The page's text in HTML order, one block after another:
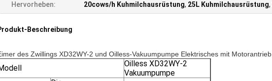
Hervorheben: 20cows/h Kuhmilchausrüstung, 25L Kuhmilchausrüstung,
Beschreibung
des Zwillings XD32WY-2 und Oilless-Vakuumpumpe Elektrisches mit Motorantrieb
Oilless XD32WY-2
Vakuumpumpe